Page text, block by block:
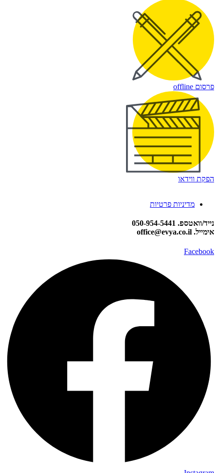
פרסום offline
הפקת ווידאו
מדיניות פרטיות
נייד/וואטספ. 050-954-5441
אימייל. office@evya.co.il
Facebook